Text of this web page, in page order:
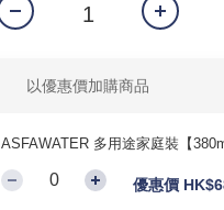
以優惠價加購商品
ASFAWATER 多用途家庭裝【
優惠價